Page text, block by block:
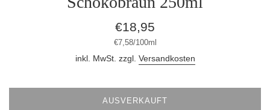
Normaler
Preis
€18,95
Stückpreis
€7,58/pro
100ml
inkl. MwSt. zzgl. Versandkosten
AUSVERKAUFT